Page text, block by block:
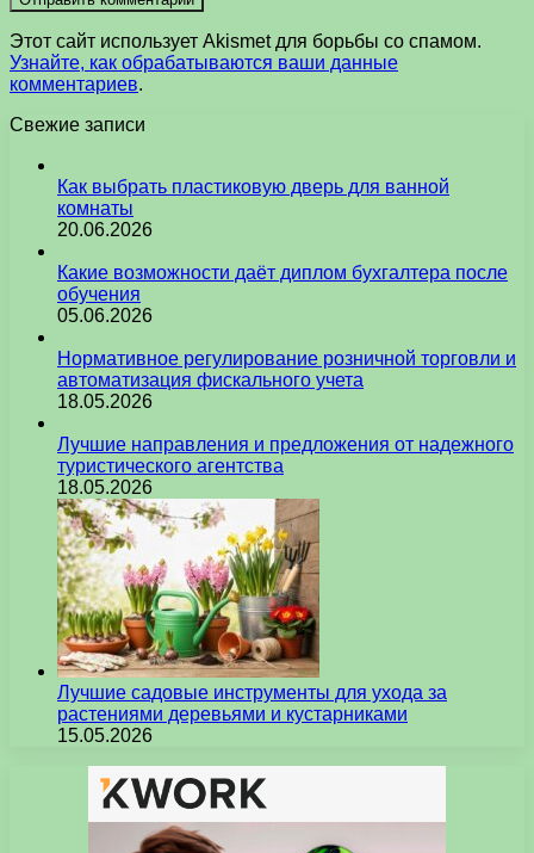
Этот сайт использует Akismet для борьбы со спамом.
Узнайте, как обрабатываются ваши данные
комментариев.
Свежие записи
Как выбрать пластиковую дверь для ванной
комнаты
20.06.2026
Какие возможности даёт диплом бухгалтера после
обучения
05.06.2026
Нормативное регулирование розничной торговли и
автоматизация фискального учета
18.05.2026
Лучшие направления и предложения от надежного
туристического агентства
18.05.2026
Лучшие садовые инструменты для ухода за
растениями деревьями и кустарниками
15.05.2026